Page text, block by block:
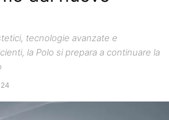
tecnologie avanzate e
la Polo si prepara a continuare la